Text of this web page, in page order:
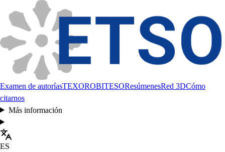
Examen de autoríasTEXOROBITESOResúmenesRed 3DCómo
citarnos
Más información
ES